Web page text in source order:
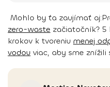
Mohlo by ťa zaujímať aj:
zero-waste začiatočník? 5
krokov k tvoreniu menej
vodou viac, aby sme znížili